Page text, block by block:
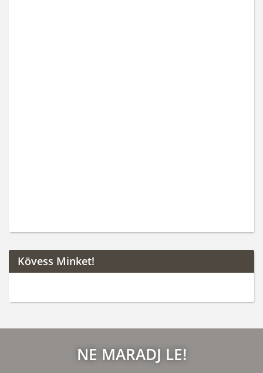
Kövess Minket!
NE MARADJ LE!